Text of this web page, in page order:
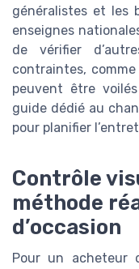
généralistes et les
enseignes
de vérifier
contraintes,
peuvent être
guide dédié au
pour planifier
Contrôle
méthode
d’occasion
Pour un acheteur